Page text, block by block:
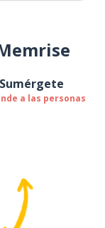
Sumérgete
a las personas